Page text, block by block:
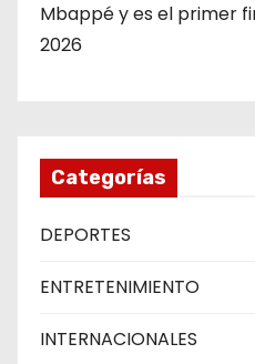
Mbappé y es el primer
2026
Categorías
DEPORTES
ENTRETENIMIENTO
INTERNACIONALES